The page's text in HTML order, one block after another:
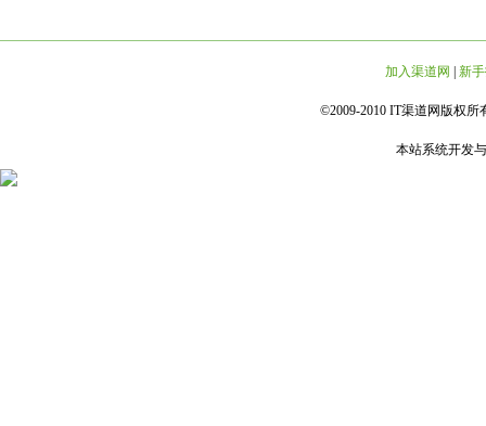
加入渠道网 新
©2009-2010 IT渠道网版权所
本站系统开发